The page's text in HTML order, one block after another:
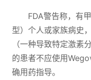
FDA警告称，有
型）个人或家族病史
（一种导致特定激素
的患者不应使用
确用药指导。